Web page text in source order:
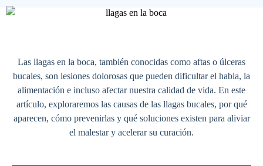
Las llagas en la boca, también conocidas como aftas o úlceras
bucales, son lesiones dolorosas que pueden dificultar el habla, la
alimentación e incluso afectar nuestra calidad de vida. En este
artículo, exploraremos las causas de las llagas bucales, por qué
aparecen, cómo prevenirlas y qué soluciones existen para aliviar
el malestar y acelerar su curación.